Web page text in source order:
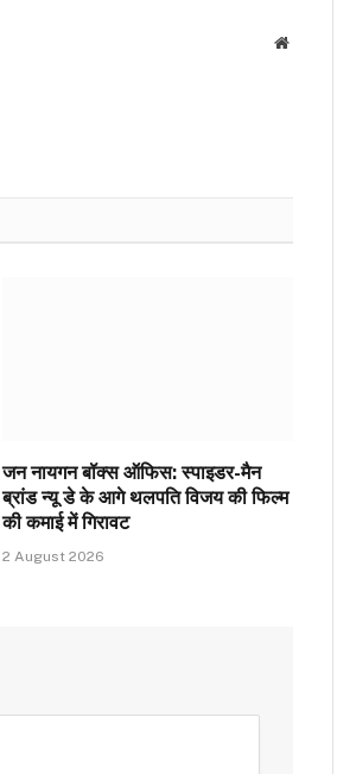
Website
जन नायगन बॉक्स ऑफिस: स्पाइडर-मैन
ब्रांड न्यू डे के आगे थलपति विजय की फिल्म
की कमाई में गिरावट
2 August 2026